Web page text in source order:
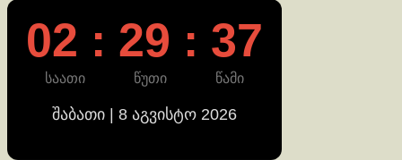
02 : 29 : 37
საათი წუთი წამი
შაბათი | 8 აგვისტო 2026